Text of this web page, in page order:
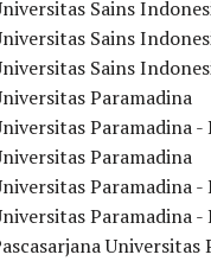
Sains
Sains
Sains
Paramadina
Paramadina
Paramadina
Paramadina -
Paramadina -
Universitas